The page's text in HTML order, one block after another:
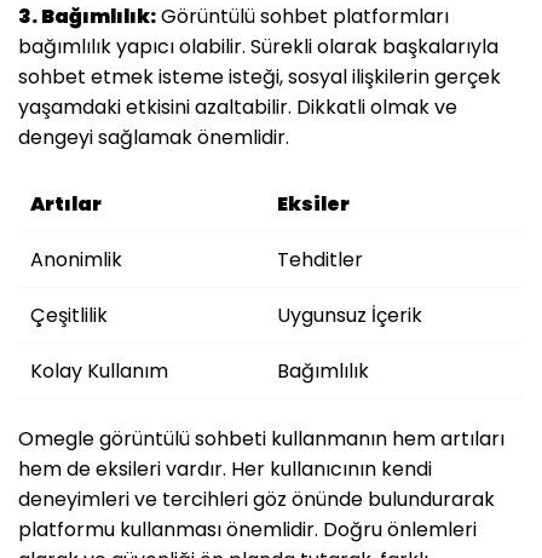
3. Bağımlılık:Görüntülü sohbet platformları
bağımlılık yapıcı olabilir. Sürekli olarak başkalarıyla
sohbet etmek isteme isteği, sosyal ilişkilerin gerçek
yaşamdaki etkisini azaltabilir. Dikkatli olmak ve
dengeyi sağlamak önemlidir.
Artılar
Eksiler
Anonimlik
Tehditler
Çeşitlilik
Uygunsuz İçerik
Kolay Kullanım
Bağımlılık
Omegle görüntülü sohbeti kullanmanın hem artıları
hem de eksileri vardır. Her kullanıcının kendi
deneyimleri ve tercihleri göz önünde bulundurarak
platformu kullanması önemlidir. Doğru önlemleri